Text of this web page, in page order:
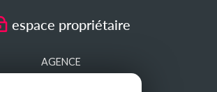
espace propriétaire
AGENCE